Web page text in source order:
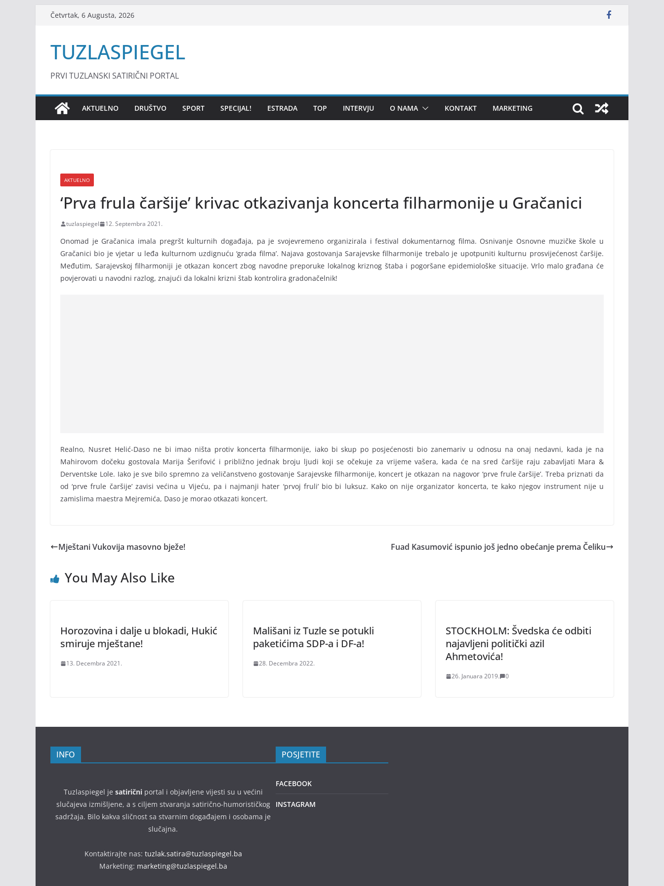
Četvrtak, 6 Augusta, 2026
TUZLASPIEGEL
PRVI TUZLANSKI SATIRIČNI PORTAL
AKTUELNO DRUŠTVO SPORT SPECIJAL! ESTRADA TOP INTERVJU O NAMA KONTAKT MARKETING
AKTUELNO
‘Prva frula čaršije’ krivac otkazivanja koncerta filharmonije u Gračanici
tuzlaspiegel 12. Septembra 2021.
Onomad je Gračanica imala pregršt kulturnih događaja, pa je svojevremeno organizirala i festival dokumentarnog filma. Osnivanje Osnovne muzičke škole u
Gračanici bio je vjetar u leđa kulturnom uzdignuću ‘grada filma’. Najava gostovanja Sarajevske filharmonije trebalo je upotpuniti kulturnu prosvijećenost čaršije.
Međutim, Sarajevskoj filharmoniji je otkazan koncert zbog navodne preporuke lokalnog kriznog štaba i pogoršane epidemiološke situacije. Vrlo malo građana će
povjerovati u navodni razlog, znajući da lokalni krizni štab kontrolira gradonačelnik!
Realno, Nusret Helić-Daso ne bi imao ništa protiv koncerta filharmonije, iako bi skup po posjećenosti bio zanemariv u odnosu na onaj nedavni, kada je na
Mahirovom dočeku gostovala Marija Šerifović i približno jednak broju ljudi koji se očekuje za vrijeme vašera, kada će na sred čaršije raju zabavljati Mara &
Derventske Lole. Iako je sve bilo spremno za veličanstveno gostovanje Sarajevske filharmonije, koncert je otkazan na nagovor ‘prve frule čaršije’. Treba priznati da
od ‘prve frule čaršije’ zavisi većina u Vijeću, pa i najmanji hater ‘prvoj fruli’ bio bi luksuz. Kako on nije organizator koncerta, te kako njegov instrument nije u
zamislima maestra Mejremića, Daso je morao otkazati koncert.
Mještani Vukovija masovno bježe! Fuad Kasumović ispunio još jedno obećanje prema Čeliku
You May Also Like
Horozovina i dalje u blokadi, Hukić
smiruje mještane!
13. Decembra 2021.
Mališani iz Tuzle se potukli
paketićima SDP-a i DF-a!
28. Decembra 2022.
STOCKHOLM: Švedska će odbiti
najavljeni politički azil
Ahmetovića!
26. Januara 2019. 0
INFO
Tuzlaspiegel je satiričniportal i objavljene vijesti su u većini
slučajeva izmišljene, a s ciljem stvaranja satirično-humorističkog
sadržaja. Bilo kakva sličnost sa stvarnim događajem i osobama je
slučajna.
Kontaktirajte nas: tuzlak.satira@tuzlaspiegel.ba
Marketing: marketing@tuzlaspiegel.ba
POSJETITE
FACEBOOK
INSTAGRAM